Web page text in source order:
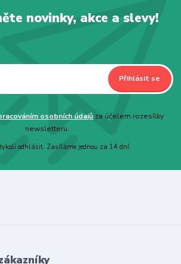
novinky, akce a slevy!
Přihlásit se
osobních údajů za účelem rozesílky
newsletteru.
odhlásit. Zasíláme jednou za 14 dní.